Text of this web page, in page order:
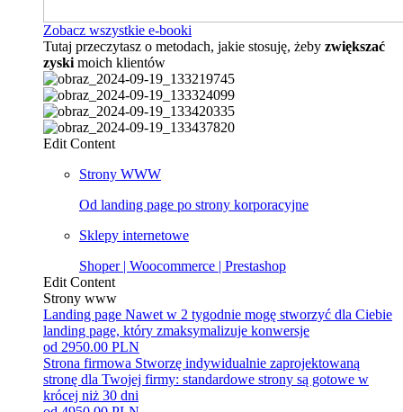
Zobacz wszystkie e-booki
Tutaj przeczytasz o metodach, jakie stosuję, żeby zwiększać
zyski moich klientów
Edit Content
Strony WWW
Od landing page po strony korporacyjne
Sklepy internetowe
Shoper | Woocommerce | Prestashop
Edit Content
Strony www
Landing page Nawet w 2 tygodnie mogę stworzyć dla Ciebie
landing page, który zmaksymalizuje konwersje
od 2950.00 PLN
Strona firmowa Stworzę indywidualnie zaprojektowaną
stronę dla Twojej firmy: standardowe strony są gotowe w
krócej niż 30 dni